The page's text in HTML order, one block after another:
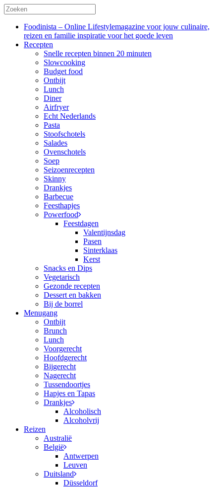
Foodinista – Online Lifestylemagazine voor jouw culinaire,
reizen en familie inspiratie voor het goede leven
Recepten
Snelle recepten binnen 20 minuten
Slowcooking
Budget food
Ontbijt
Lunch
Diner
Airfryer
Echt Nederlands
Pasta
Stoofschotels
Salades
Ovenschotels
Soep
Seizoenrecepten
Skinny
Drankjes
Barbecue
Feesthapjes
Powerfood
Feestdagen
Valentijnsdag
Pasen
Sinterklaas
Kerst
Snacks en Dips
Vegetarisch
Gezonde recepten
Dessert en bakken
Bij de borrel
Menugang
Ontbijt
Brunch
Lunch
Voorgerecht
Hoofdgerecht
Bijgerecht
Nagerecht
Tussendoortjes
Hapjes en Tapas
Drankjes
Alcoholisch
Alcoholvrij
Reizen
Australië
België
Antwerpen
Leuven
Duitsland
Düsseldorf